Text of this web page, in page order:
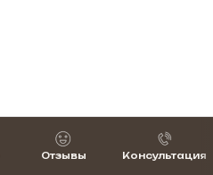
Отзывы Консультация